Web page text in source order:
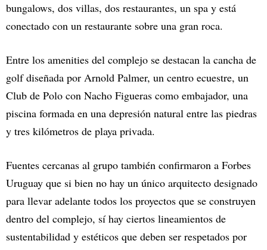
bungalows, dos villas, dos restaurantes, un spa y está
conectado con un restaurante sobre una gran roca.
Entre los amenities del complejo se destacan la cancha de
golf diseñada por Arnold Palmer, un centro ecuestre, un
Club de Polo con Nacho Figueras como embajador, una
piscina formada en una depresión natural entre las piedras
y tres kilómetros de playa privada.
Fuentes cercanas al grupo también confirmaron a Forbes
Uruguay que si bien no hay un único arquitecto designado
para llevar adelante todos los proyectos que se construyen
dentro del complejo, sí hay ciertos lineamientos de
sustentabilidad y estéticos que deben ser respetados por